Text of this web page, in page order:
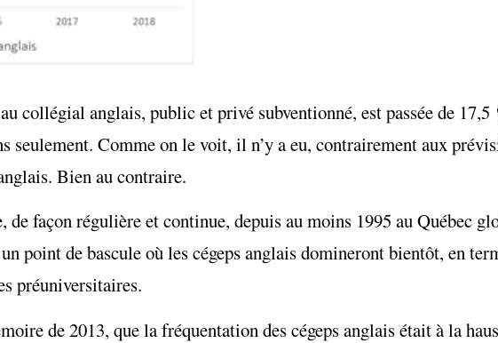
collégial anglais, public et privé subventionné, est passée de
seulement. Comme on le voit, il n’y a eu, contrairement aux
Bien au contraire.
de façon régulière et continue, depuis au moins 1995 au Québec
point de bascule où les cégeps anglais domineront bientôt, en
préuniversitaires.
de 2013, que la fréquentation des cégeps anglais était à la